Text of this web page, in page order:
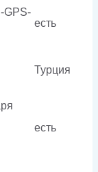
GPS-
есть
Турция
есть